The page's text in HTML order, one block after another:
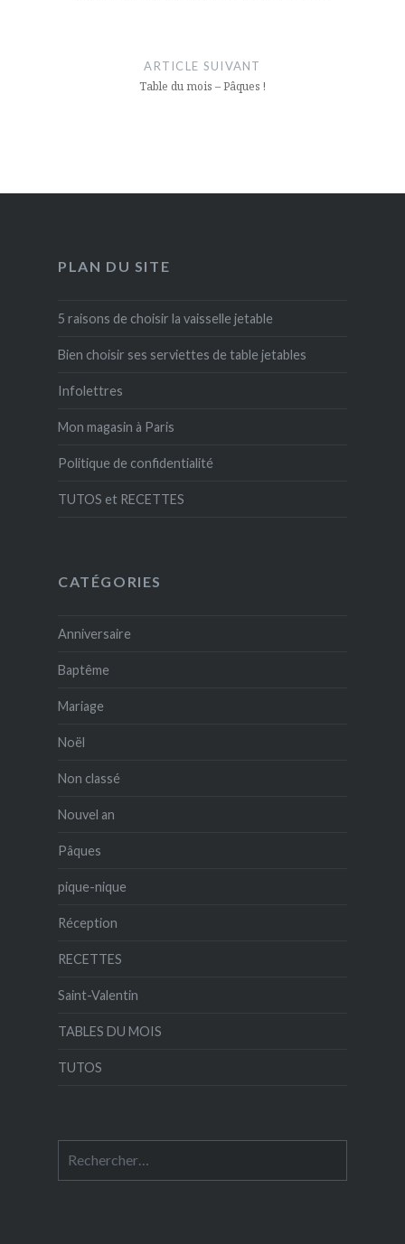
ARTICLE SUIVANT
Table du mois – Pâques !
PLAN DU SITE
5 raisons de choisir la vaisselle jetable
Bien choisir ses serviettes de table jetables
Infolettres
Mon magasin à Paris
Politique de confidentialité
TUTOS et RECETTES
CATÉGORIES
Anniversaire
Baptême
Mariage
Noël
Non classé
Nouvel an
Pâques
pique-nique
Réception
RECETTES
Saint-Valentin
TABLES DU MOIS
TUTOS